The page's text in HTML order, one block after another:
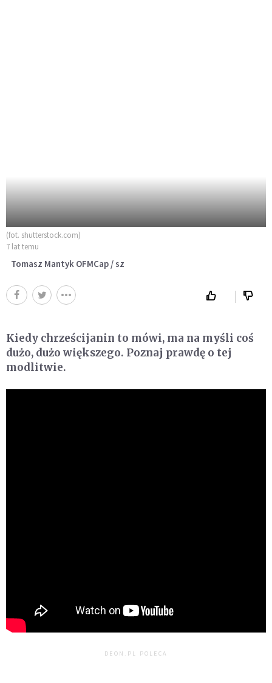
(fot. shutterstock.com)
7 lat temu
Tomasz Mantyk OFMCap / sz
Kiedy chrześcijanin to mówi, ma na myśli coś
dużo, dużo większego. Poznaj prawdę o tej
modlitwie.
DEON.PL POLECA